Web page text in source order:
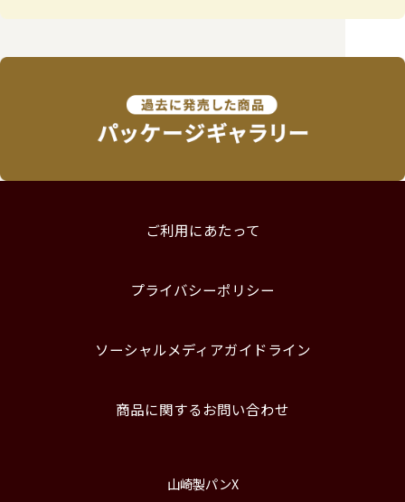
ご利用にあたって
プライバシーポリシー
ソーシャルメディアガイドライン
商品に関するお問い合わせ
山崎製パンX